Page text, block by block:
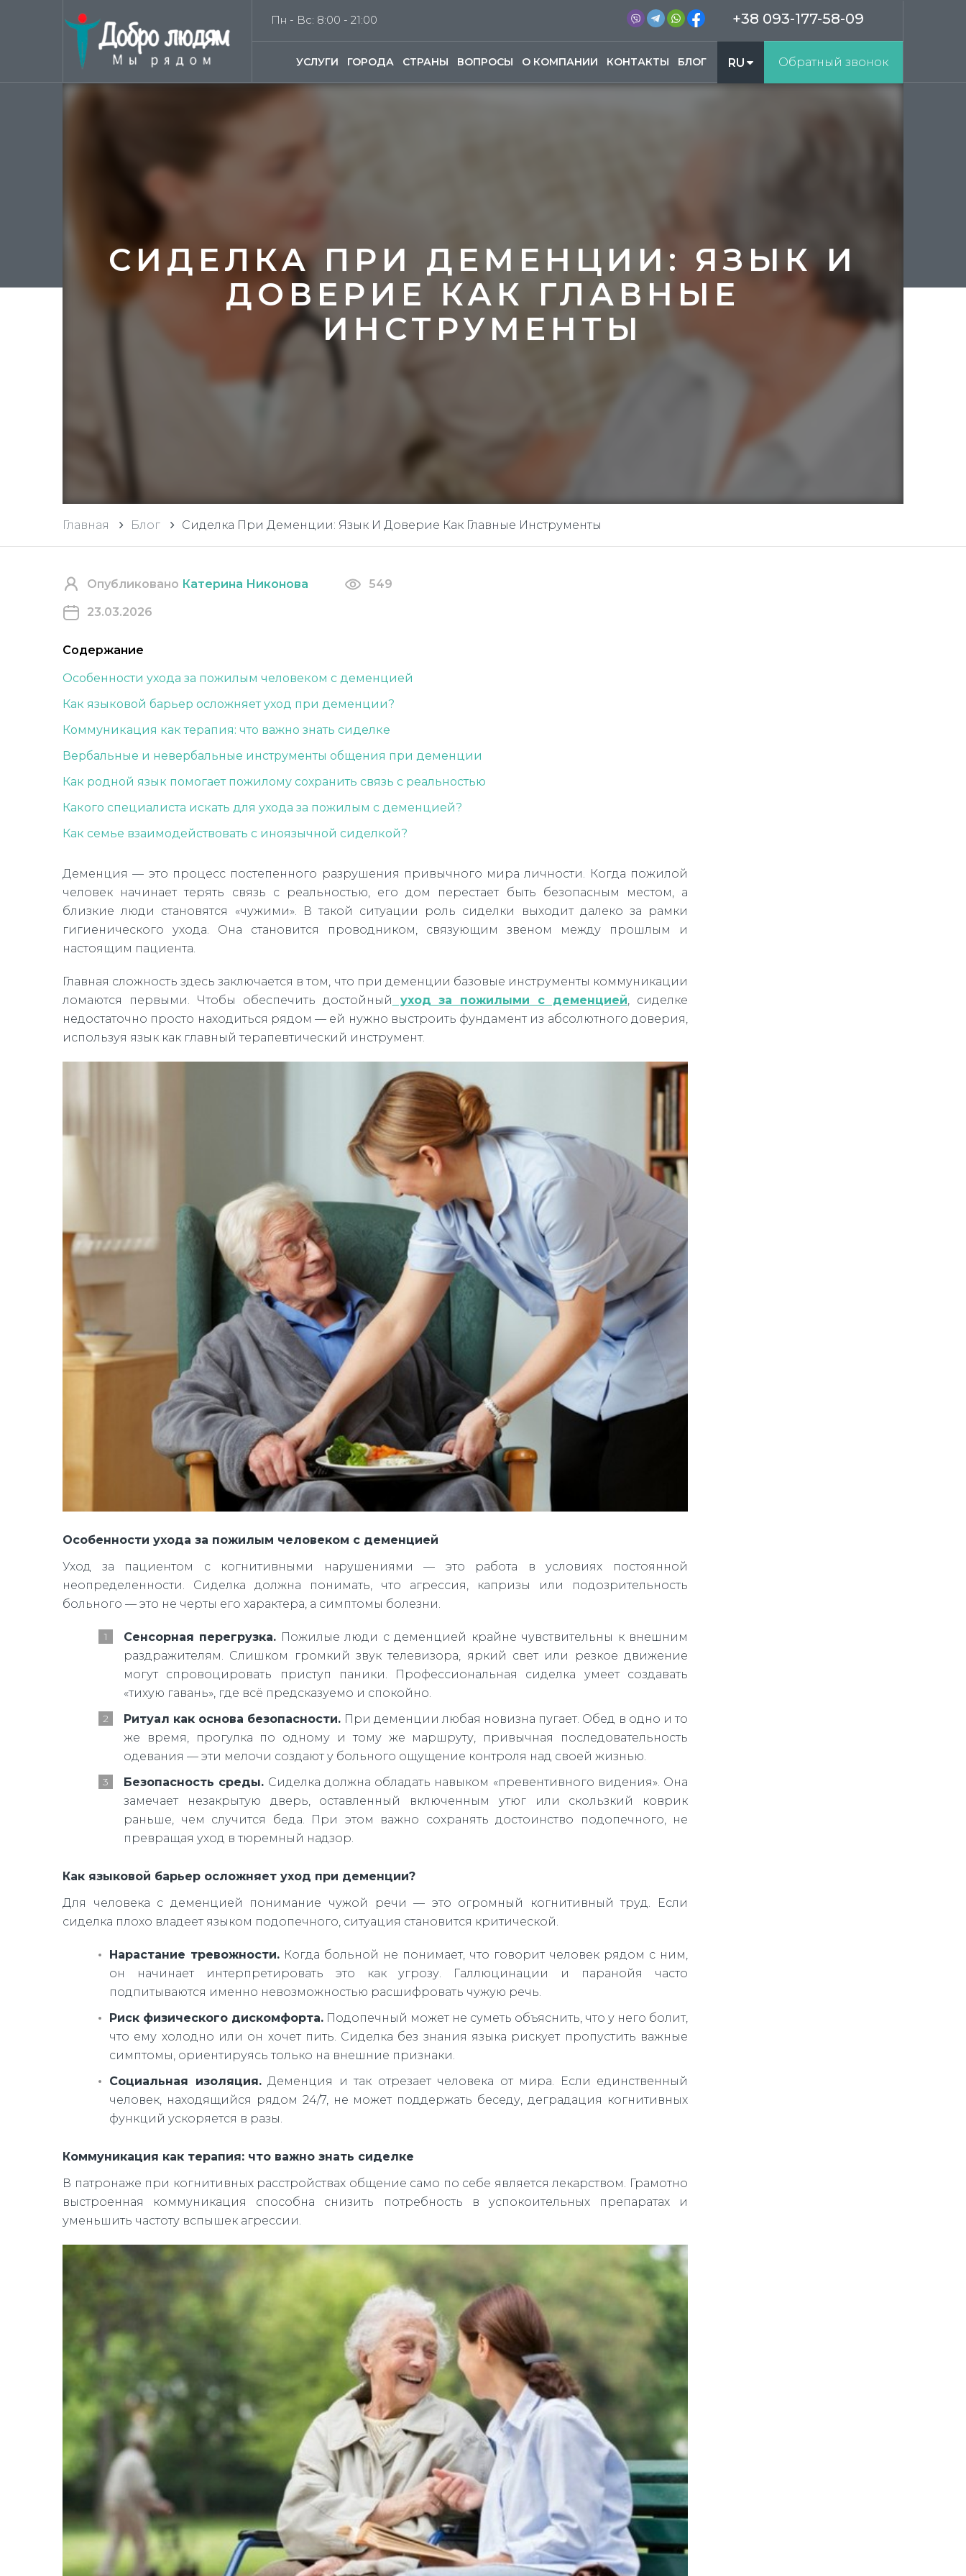
УСЛУГИ ГОРОДА СТРАНЫ ВОПРОСЫ О КОМПАНИИ КОНТАКТЫ БЛОГ RU Обратный звонок
+38 093-177-58-09
Пн - Вс: 8:00 - 21:00
СИДЕЛКА ПРИ ДЕМЕНЦИИ: ЯЗЫК И
ДОВЕРИЕ КАК ГЛАВНЫЕ
ИНСТРУМЕНТЫ
Главная Блог Сиделка При Деменции: Язык И Доверие Как Главные Инструменты
Опубликовано Катерина Никонова 549
23.03.2026
Содержание
Особенности ухода за пожилым человеком с деменцией
Как языковой барьер осложняет уход при деменции?
Коммуникация как терапия: что важно знать сиделке
Вербальные и невербальные инструменты общения при деменции
Как родной язык помогает пожилому сохранить связь с реальностью
Какого специалиста искать для ухода за пожилым с деменцией?
Как семье взаимодействовать с иноязычной сиделкой?
Деменция — это процесс постепенного разрушения привычного мира личности. Когда пожилой
человек начинает терять связь с реальностью, его дом перестает быть безопасным местом, а
близкие люди становятся «чужими». В такой ситуации роль сиделки выходит далеко за рамки
гигиенического ухода. Она становится проводником, связующим звеном между прошлым и
настоящим пациента.
Главная сложность здесь заключается в том, что при деменции базовые инструменты коммуникации
ломаются первыми. Чтобы обеспечить достойный уход за пожилыми с деменцией, сиделке
недостаточно просто находиться рядом — ей нужно выстроить фундамент из абсолютного доверия,
используя язык как главный терапевтический инструмент.
Особенности ухода за пожилым человеком с деменцией
Уход за пациентом с когнитивными нарушениями — это работа в условиях постоянной
неопределенности. Сиделка должна понимать, что агрессия, капризы или подозрительность
больного — это не черты его характера, а симптомы болезни.
Сенсорная перегрузка. Пожилые люди с деменцией крайне чувствительны к внешним
раздражителям. Слишком громкий звук телевизора, яркий свет или резкое движение
могут спровоцировать приступ паники. Профессиональная сиделка умеет создавать
«тихую гавань», где всё предсказуемо и спокойно.
Ритуал как основа безопасности. При деменции любая новизна пугает. Обед в одно и то
же время, прогулка по одному и тому же маршруту, привычная последовательность
одевания — эти мелочи создают у больного ощущение контроля над своей жизнью.
Безопасность среды. Сиделка должна обладать навыком «превентивного видения». Она
замечает незакрытую дверь, оставленный включенным утюг или скользкий коврик
раньше, чем случится беда. При этом важно сохранять достоинство подопечного, не
превращая уход в тюремный надзор.
Как языковой барьер осложняет уход при деменции?
Для человека с деменцией понимание чужой речи — это огромный когнитивный труд. Если
сиделка плохо владеет языком подопечного, ситуация становится критической.
Нарастание тревожности. Когда больной не понимает, что говорит человек рядом с ним,
он начинает интерпретировать это как угрозу. Галлюцинации и паранойя часто
подпитываются именно невозможностью расшифровать чужую речь.
Риск физического дискомфорта. Подопечный может не суметь объяснить, что у него болит,
что ему холодно или он хочет пить. Сиделка без знания языка рискует пропустить важные
симптомы, ориентируясь только на внешние признаки.
Социальная изоляция.Деменция и так отрезает человека от мира. Если единственный
человек, находящийся рядом 24/7, не может поддержать беседу, деградация когнитивных
функций ускоряется в разы.
Коммуникация как терапия: что важно знать сиделке
В патронаже при когнитивных расстройствах общение само по себе является лекарством. Грамотно
выстроенная коммуникация способна снизить потребность в успокоительных препаратах и
уменьшить частоту вспышек агрессии.